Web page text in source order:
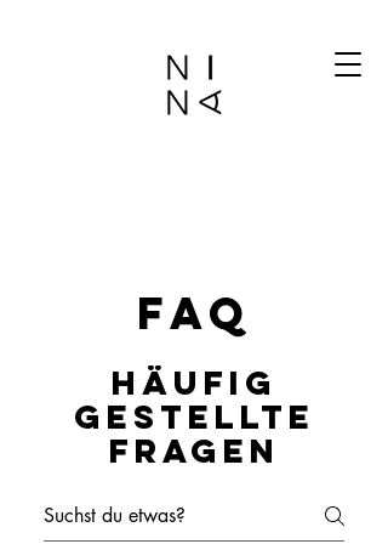
FAQ
Häufig
gestellte
Fragen